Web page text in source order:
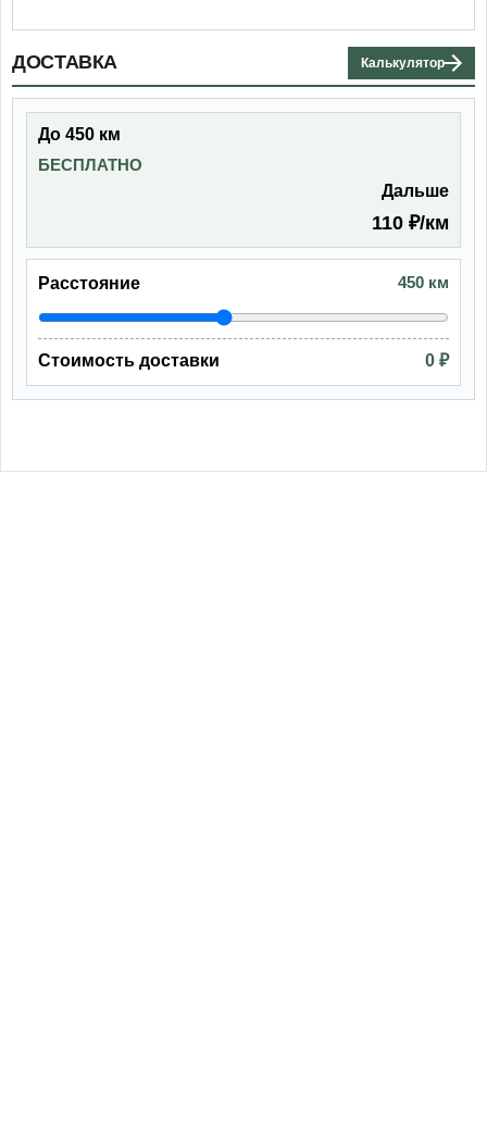
ДОСТАВКА Калькулятор
До 450 км
БЕСПЛАТНО
Дальше
110 ₽/км
Расстояние 450 км
Стоимость доставки 0 ₽